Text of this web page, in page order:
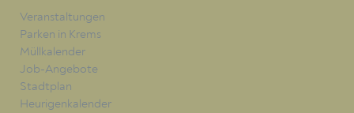
Veranstaltungen
Parken in Krems
Müllkalender
Job-Angebote
Stadtplan
Heurigenkalender